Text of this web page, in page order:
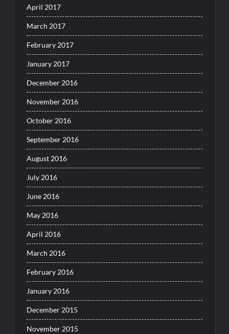
April 2017
March 2017
February 2017
January 2017
December 2016
November 2016
October 2016
September 2016
August 2016
July 2016
June 2016
May 2016
April 2016
March 2016
February 2016
January 2016
December 2015
November 2015